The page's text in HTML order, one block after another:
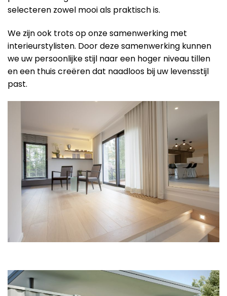
selecteren zowel mooi als praktisch is.
We zijn ook trots op onze samenwerking met
interieurstylisten. Door deze samenwerking kunnen
we uw persoonlijke stijl naar een hoger niveau tillen
en een thuis creëren dat naadloos bij uw levensstijl
past.